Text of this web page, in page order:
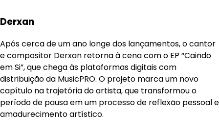
Derxan
Após cerca de um ano longe dos lançamentos, o cantor
e compositor Derxan retorna à cena com o EP “Caindo
em Si”, que chega às plataformas digitais com
distribuição da MusicPRO. O projeto marca um novo
capítulo na trajetória do artista, que transformou o
período de pausa em um processo de reflexão pessoal e
amadurecimento artístico.